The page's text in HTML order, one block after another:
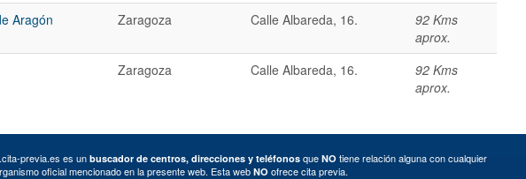
Aragón
Zaragoza Calle Albareda, 16.
92 Kms
aprox.
Zaragoza Calle Albareda, 16.
92 Kms
aprox.
previa.es es un buscador de centros, direcciones y teléfonos que NO tiene relación alguna con cualquier
oficial mencionado en la presente web. Esta web NO ofrece cita previa.